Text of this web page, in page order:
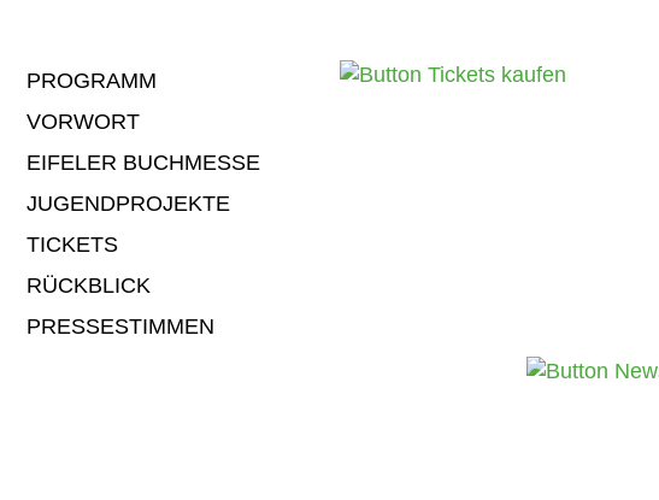
NAVIGATION
PROGRAMM
VORWORT
EIFELER BUCHMESSE
JUGENDPROJEKTE
TICKETS
RÜCKBLICK
PRESSESTIMMEN